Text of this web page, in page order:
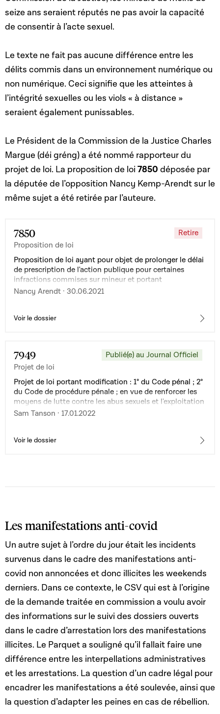
seize ans seraient réputés ne pas avoir la capacité
de consentir à l’acte sexuel.
Le texte ne fait pas aucune différence entre les
délits commis dans un environnement numérique ou
non numérique. Ceci signifie que les atteintes à
l’intégrité sexuelles ou les viols « à distance »
seraient également punissables.
Le Président de la Commission de la Justice Charles
Margue (déi gréng) a été nommé rapporteur du
projet de loi. La proposition de loi7850 déposée par
la députée de l’opposition Nancy Kemp-Arendt sur le
même sujet a été retirée par l’auteure.
7850
Proposition de loi
Retire
Proposition de loi ayant pour objet de prolonger le délai
de prescription de l'action publique pour certaines
infractions commises sur mineur et portant
modification du Code de procédure pénale
Nancy Arendt · 30.06.2021
Voir le dossier
7949
Projet de loi
Publié(e) au Journal Officiel
Projet de loi portant modification : 1° du Code pénal ; 2°
du Code de procédure pénale ; en vue de renforcer les
moyens de lutte contre les abus sexuels et l'exploitation
sexuelle des mineurs
Sam Tanson · 17.01.2022
Voir le dossier
Les manifestations anti-covid
Un autre sujet à l’ordre du jour était les incidents
survenus dans le cadre des manifestations anti-
covid non annoncées et donc illicites les weekends
derniers. Dans ce contexte, le CSV qui est à l’origine
de la demande traitée en commission a voulu avoir
des informations sur le suivi des dossiers ouverts
dans le cadre d’arrestation lors des manifestations
illicites. Le Parquet a souligné qu’il fallait faire une
différence entre les interpellations administratives
et les arrestations. La question d’un cadre légal pour
encadrer les manifestations a été soulevée, ainsi que
la question d’adapter les peines en cas de rébellion.